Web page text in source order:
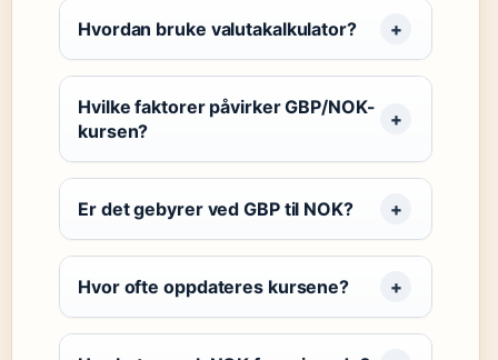
Hvordan bruke valutakalkulator?
Hvilke faktorer påvirker GBP/NOK-
kursen?
Er det gebyrer ved GBP til NOK?
Hvor ofte oppdateres kursene?